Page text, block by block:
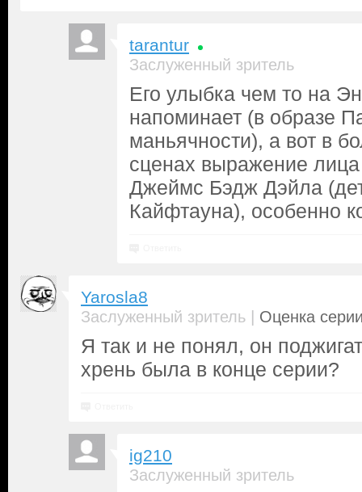
tarantur
Заслуженный зритель
Его улыбка чем то на
напоминает (в образе
маньячности), а вот в
сценах выражение
Джеймс Бэдж Дэйла
Кайфтауна), особенно
Yarosla8
Заслуженный зритель | Оценка
Я так и не понял, он
хрень была в конце серии?
ig210
Заслуженный зритель